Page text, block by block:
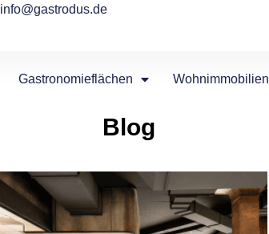
info@gastrodus.de
Gastronomieflächen Wohnimmobilien
Blog